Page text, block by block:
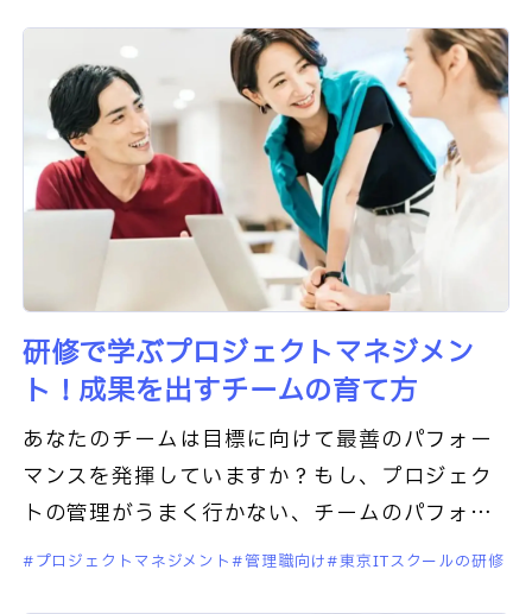
研修で学ぶプロジェクトマネジメン
ト！成果を出すチームの育て方
あなたのチームは目標に向けて最善のパフォー
マンスを発揮していますか？もし、プロジェク
トの管理がうまく行かない、チームのパフォー
マンスが上がらないと感じているなら、この記
プロジェクトマネジメント 管理職向け 東京ITスクールの研修